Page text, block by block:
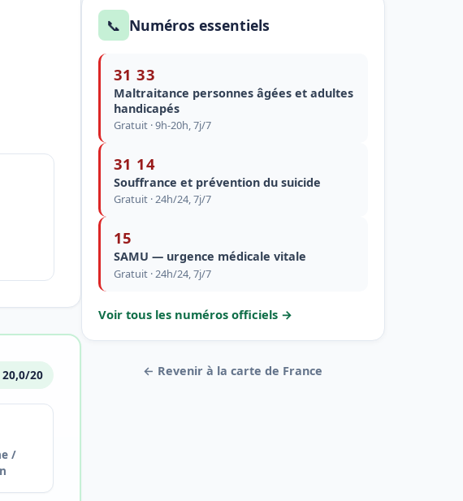
20,0/20
/
📞 Numéros essentiels
31 33
Maltraitance personnes âgées et adultes
handicapés
Gratuit · 9h-20h, 7j/7
31 14
Souffrance et prévention du suicide
Gratuit · 24h/24, 7j/7
15
SAMU — urgence médicale vitale
Gratuit · 24h/24, 7j/7
Voir tous les numéros officiels →
← Revenir à la carte de France